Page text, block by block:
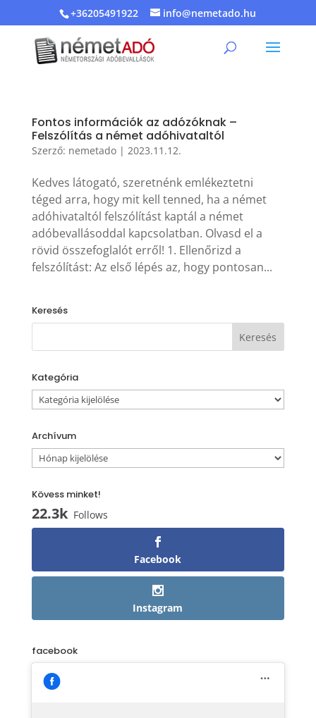
+36205491922 info@nemetado.hu
Fontos információk az adózóknak –
Felszólítás a német adóhivataltól
Szerző: nemetado| 2023.11.12.
Kedves látogató, szeretnénk emlékeztetni
téged arra, hogy mit kell tenned, ha a német
adóhivataltól felszólítást kaptál a német
adóbevallásoddal kapcsolatban. Olvasd el a
rövid összefoglalót erről! 1. Ellenőrizd a
felszólítást: Az első lépés az, hogy pontosan...
Keresés
Kategória
Kategória
Archívum
Archívum
Kövess minket!
22.3k Follows
Facebook
Instagram
facebook